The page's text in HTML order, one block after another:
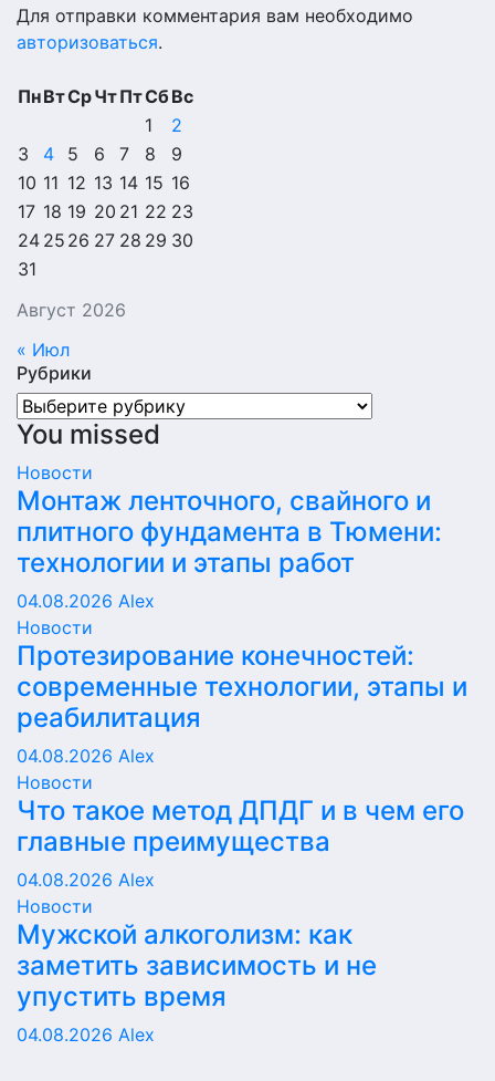
Для отправки комментария вам необходимо
авторизоваться.
Август 2026
ПнВтСрЧтПтСбВс
1
2
3
4 5 6 7 8
9
10 11 12 13 14 15 16
17 18 19 20 21 22 23
24 25 26 27 28 29 30
31
« Июл
Рубрики
Рубрики
You missed
Новости
Монтаж ленточного, свайного и
плитного фундамента в Тюмени:
технологии и этапы работ
04.08.2026 Alex
Новости
Протезирование конечностей:
современные технологии, этапы и
реабилитация
04.08.2026 Alex
Новости
Что такое метод ДПДГ и в чем его
главные преимущества
04.08.2026 Alex
Новости
Мужской алкоголизм: как
заметить зависимость и не
упустить время
04.08.2026 Alex